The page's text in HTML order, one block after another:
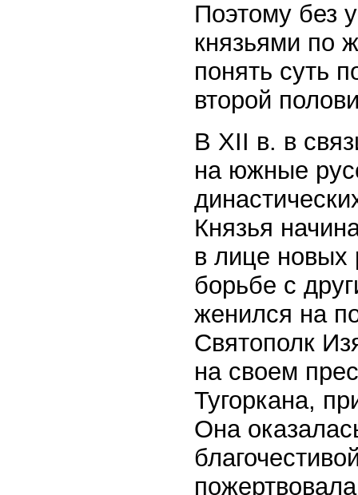
Поэтому без
князьями по
понять суть
второй
В XII в. в
на южные
Князья
в лице новых
борьбе с
женился на
Святополк
на своем
Тугоркана,
Она